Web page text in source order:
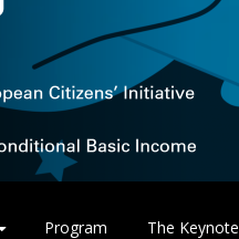
Program The